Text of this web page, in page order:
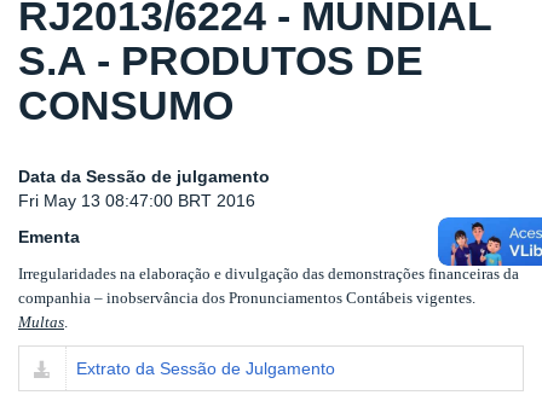
RJ2013/6224 - MUNDIAL
S.A - PRODUTOS DE
CONSUMO
Data da Sessão de julgamento
Fri May 13 08:47:00 BRT 2016
Ementa
Irregularidades na elaboração e divulgação das demonstrações financeiras da
companhia – inobservância dos Pronunciamentos Contábeis vigentes.
Multas.
Extrato da Sessão de Julgamento